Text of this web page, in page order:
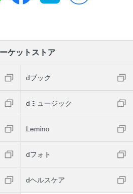
ケットストア
dブック
dミュージック
Lemino
dフォト
dヘルスケア